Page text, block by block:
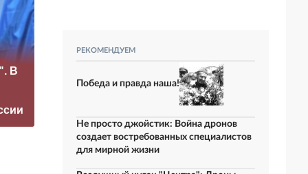
В
«Это конец всего»:
прокомментировал
требование
перестать
накачивать ВСУ
РЕКОМЕНДУЕМ
Победа и правда наша!
Не просто джойстик: Война дронов
создает востребованных специалистов
для мирной жизни